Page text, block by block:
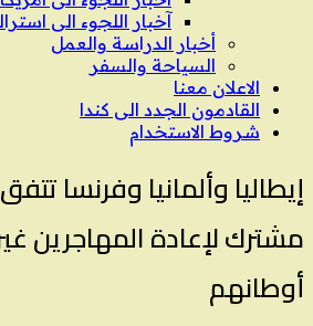
آخبار اللجوء الى
أخبار الدراسة والعمل
السياحة والسفر
الاعلان معنا
القادمون الجدد الى كندا
شروط الاستخدام
إيطاليا وألمانيا وفرنسا
مشترك لإعادة المهاجرين
أوطانهم